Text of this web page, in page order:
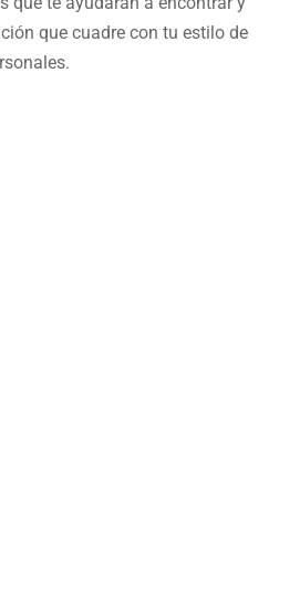
que cuadre con tu estilo de